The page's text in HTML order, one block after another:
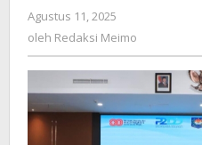
:
BSG
Siap
jadi
Mitra
Agustus 11, 2025
Redaksi
oleh Redaksi Meimo